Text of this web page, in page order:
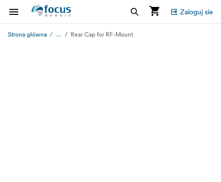
Zaloguj sie
Strona główna ... Rear Cap for RF-Mount